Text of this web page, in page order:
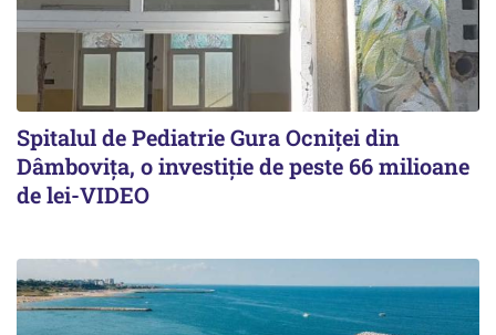
Spitalul de Pediatrie Gura Ocniței din
Dâmbovița, o investiție de peste 66 milioane
de lei-VIDEO